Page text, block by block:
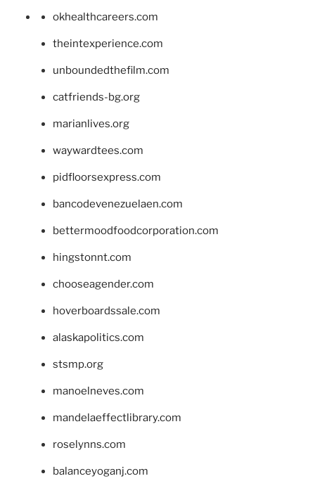
okhealthcareers.com
theintexperience.com
unboundedthefilm.com
catfriends-bg.org
marianlives.org
waywardtees.com
pidfloorsexpress.com
bancodevenezuelaen.com
bettermoodfoodcorporation.com
hingstonnt.com
chooseagender.com
hoverboardssale.com
alaskapolitics.com
stsmp.org
manoelneves.com
mandelaeffectlibrary.com
roselynns.com
balanceyoganj.com